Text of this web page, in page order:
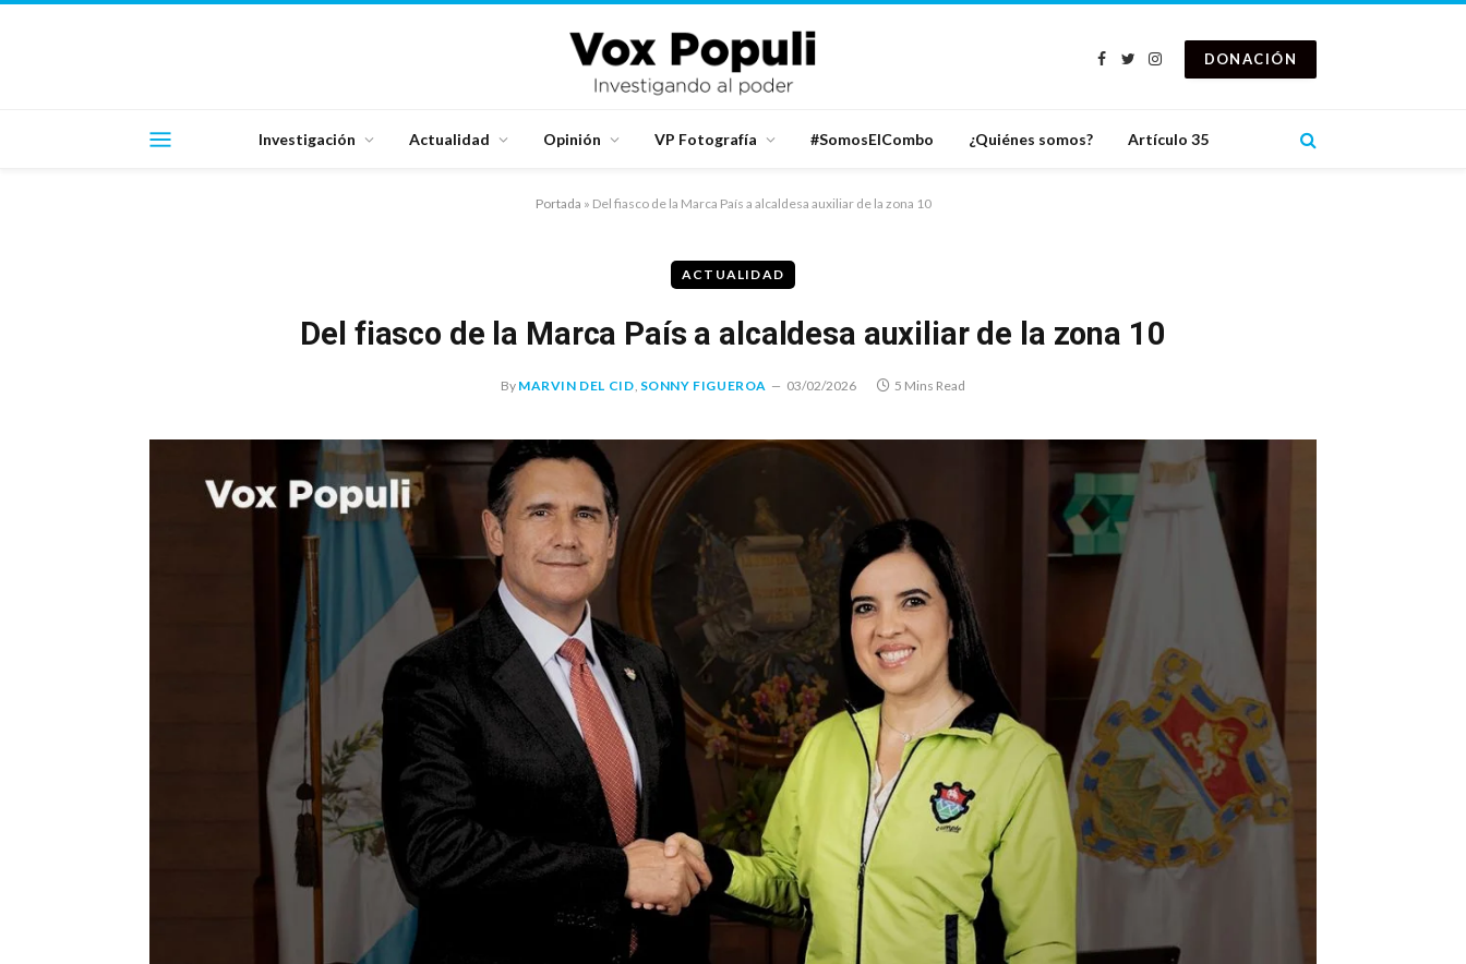
Facebook
TwitterInstagram
DONACIÓN
Investigación Actualidad Opinión VP Fotografía #SomosElCombo ¿Quiénes somos? Artículo 35
Portada » Del fiasco de la Marca País a alcaldesa auxiliar de la zona 10
ACTUALIDAD
Del fiasco de la Marca País a alcaldesa auxiliar de la zona 10
By MARVIN DEL CID, SONNY FIGUEROA 03/02/2026 5 Mins Read